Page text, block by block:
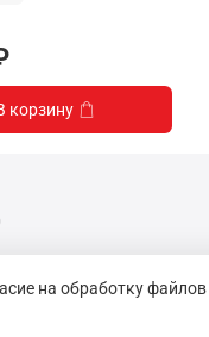
корзину
Застава, ул. 2-й Луч, д. 8
на обработку